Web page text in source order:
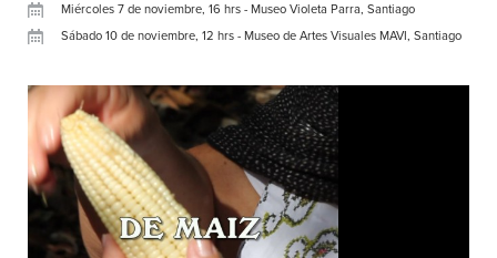
Miércoles 7 de noviembre, 16 hrs - Museo Violeta Parra, Santiago
Sábado 10 de noviembre, 12 hrs - Museo de Artes Visuales MAVI, Santiago